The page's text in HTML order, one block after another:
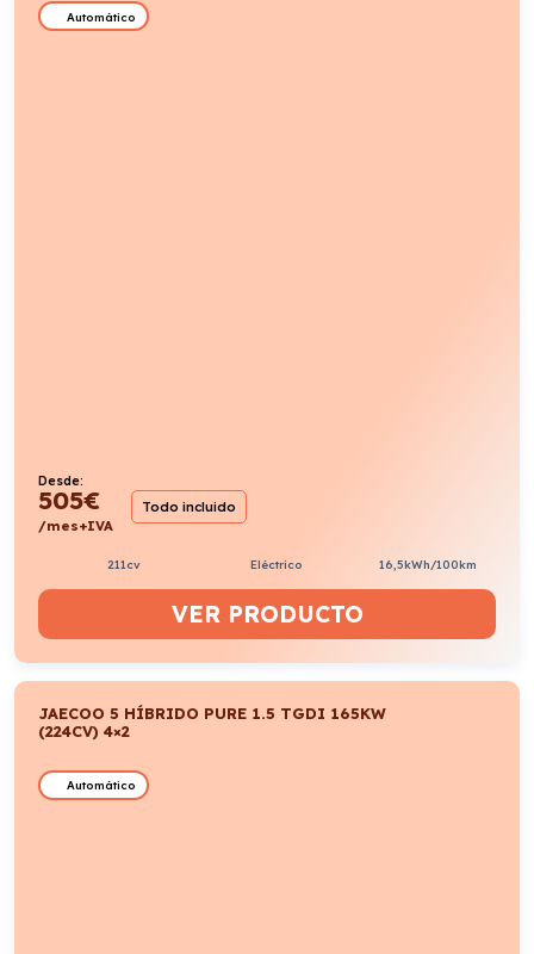
Automático
Desde:
505€
/mes+IVA
Todo incluido
211cv Eléctrico 16,5kWh/100km
VER PRODUCTO
JAECOO 5 HÍBRIDO PURE 1.5 TGDI 165KW
(224CV) 4×2
Automático